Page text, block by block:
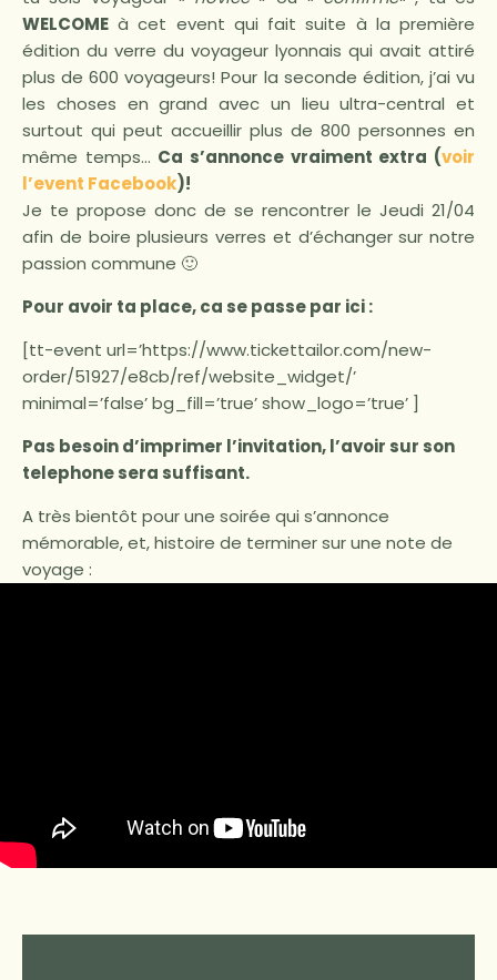
WELCOME à cet event qui fait suite à la première
édition du verre du voyageur lyonnais qui avait attiré
plus de 600 voyageurs! Pour la seconde édition, j’ai vu
les choses en grand avec un lieu ultra-central et
surtout qui peut accueillir plus de 800 personnes en
même temps… Ca s’annonce vraiment extra (voir
l’event Facebook)!
Je te propose donc de se rencontrer le Jeudi 21/04
afin de boire plusieurs verres et d’échanger sur notre
passion commune 🙂
Pour avoir ta place, ca se passe par ici :
[tt-event url=’https://www.tickettailor.com/new-
order/51927/e8cb/ref/website_widget/’
minimal=’false’ bg_fill=’true’ show_logo=’true’ ]
Pas besoin d’imprimer l’invitation, l’avoir sur son
telephone sera suffisant.
A très bientôt pour une soirée qui s’annonce
mémorable, et, histoire de terminer sur une note de
voyage :